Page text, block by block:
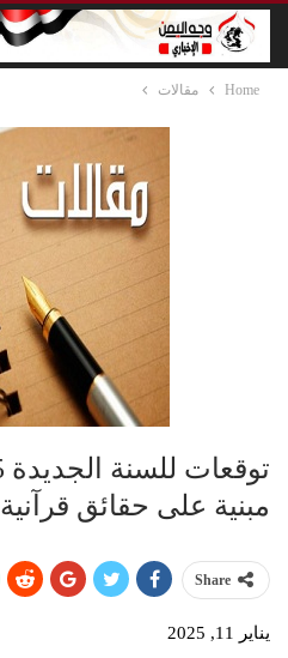
Home مقالات
مبنية على حقائق قرآنية
Share
يناير 11, 2025